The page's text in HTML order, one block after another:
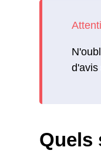
d'avis
Quels